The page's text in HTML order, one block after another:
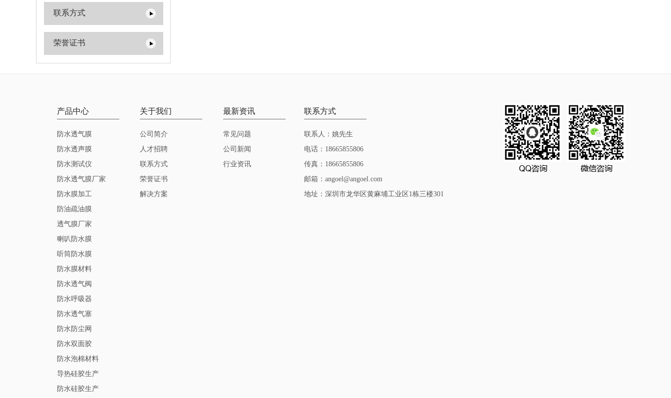
联系方式
荣誉证书
产品中心
防水透气膜
防水透声膜
防水测试仪
防水透气膜厂家
防水膜加工
防油疏油膜
透气膜厂家
喇叭防水膜
听筒防水膜
防水膜材料
防水透气阀
防水呼吸器
防水透气塞
防水防尘网
防水双面胶
防水泡棉材料
导热硅胶生产
防水硅胶生产
关于我们
公司简介
人才招聘
联系方式
荣誉证书
解决方案
最新资讯
常见问题
公司新闻
行业资讯
联系方式
联系人：姚先生
电话：18665855806
传真：18665855806
邮箱：angoel@angoel.com
地址：深圳市龙华区黄麻埔工业区1栋三楼301